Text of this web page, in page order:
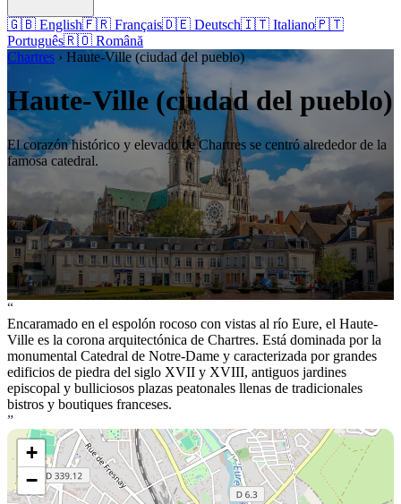
🇬🇧 English🇫🇷 Français🇩🇪 Deutsch🇮🇹 Italiano🇵🇹
Português🇷🇴 Română
Chartres › Haute-Ville (ciudad del pueblo)
Haute-Ville (ciudad del pueblo)
El corazón histórico y elevado de Chartres se centró alrededor de la
famosa catedral.
“
Encaramado en el espolón rocoso con vistas al río Eure, el Haute-
Ville es la corona arquitectónica de Chartres. Está dominada por la
monumental Catedral de Notre-Dame y caracterizada por grandes
edificios de piedra del siglo XVII y XVIII, antiguos jardines
episcopal y bulliciosos plazas peatonales llenas de tradicionales
bistros y boutiques franceses.
”
+
−